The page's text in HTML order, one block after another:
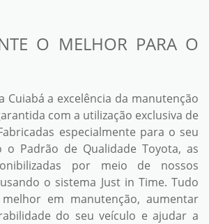
O MELHOR PARA O
Cuiabá a excelência da manutenção
com a utilização exclusiva de
especialmente para o seu
o Padrão de Qualidade Toyota, as
por meio de nossos
o sistema Just in Time. Tudo
em manutenção, aumentar
do seu veículo e ajudar a